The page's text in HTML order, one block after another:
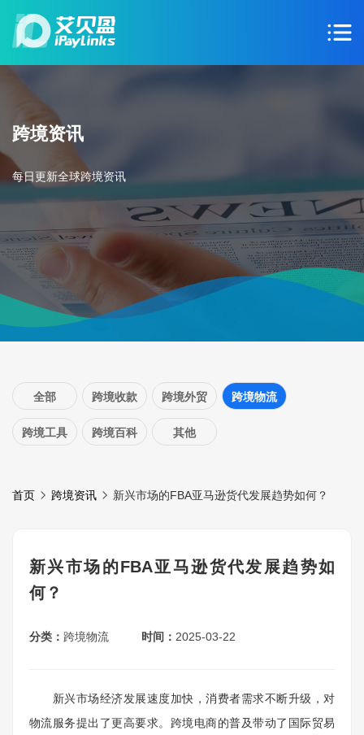
跨境资讯
每日更新全球跨境资讯
全部 跨境收款 跨境外贸 跨境物流
跨境工具 跨境百科 其他
首页 跨境资讯 新兴市场的FBA亚马逊货代发展趋势如何？
新兴市场的FBA亚马逊货代发展趋势如
何？
分类： 跨境物流 时间： 2025-03-22
新兴市场经济发展速度加快，消费者需求不断升级，对
物流服务提出了更高要求。跨境电商的普及带动了国际贸易